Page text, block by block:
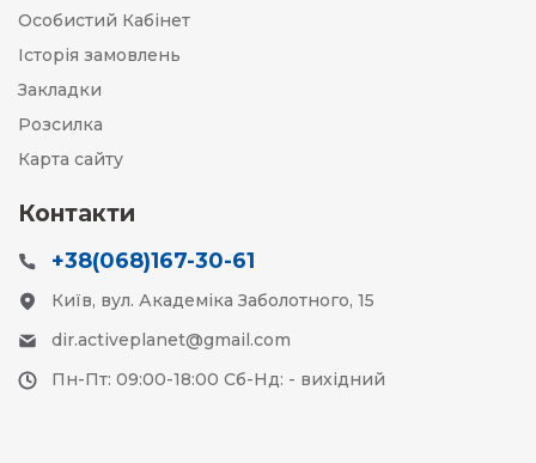
Особистий Кабінет
Історія замовлень
Закладки
Розсилка
Карта сайту
Контакти
+38(068)167-30-61
Київ, вул. Академіка Заболотного, 15
dir.activeplanet@gmail.com
Пн-Пт: 09:00-18:00 Сб-Нд: - вихідний